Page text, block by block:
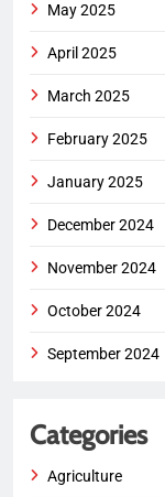
May 2025
April 2025
March 2025
February 2025
January 2025
December 2024
November 2024
October 2024
September 2024
Categories
Agriculture